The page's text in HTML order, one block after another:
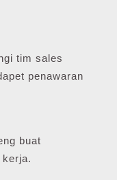
tim sales
penawaran
buat